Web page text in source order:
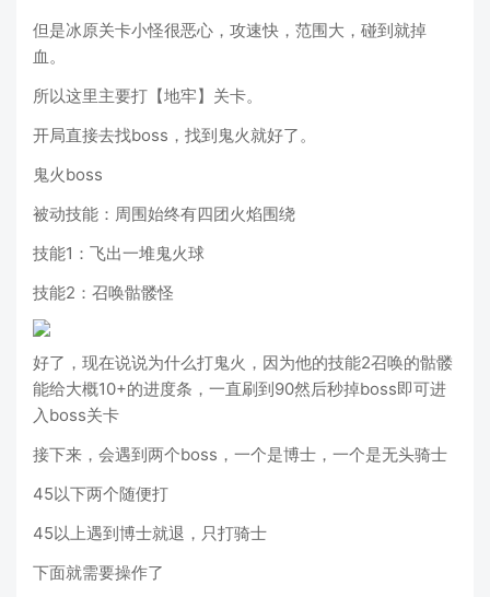
但是冰原关卡小怪很恶心，攻速快，范围大，碰到就掉
血。
所以这里主要打【地牢】关卡。
开局直接去找boss，找到鬼火就好了。
鬼火boss
被动技能：周围始终有四团火焰围绕
技能1：飞出一堆鬼火球
技能2：召唤骷髅怪
好了，现在说说为什么打鬼火，因为他的技能2召唤的骷髅
能给大概10+的进度条，一直刷到90然后秒掉boss即可进
入boss关卡
接下来，会遇到两个boss，一个是博士，一个是无头骑士
45以下两个随便打
45以上遇到博士就退，只打骑士
下面就需要操作了